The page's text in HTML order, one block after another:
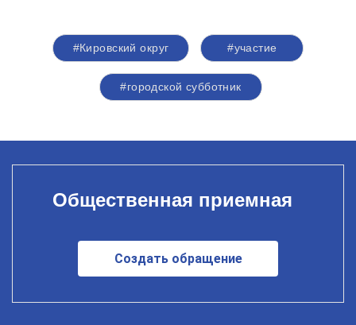
#Кировский округ #участие
#городской субботник
Общественная приемная
Создать обращение